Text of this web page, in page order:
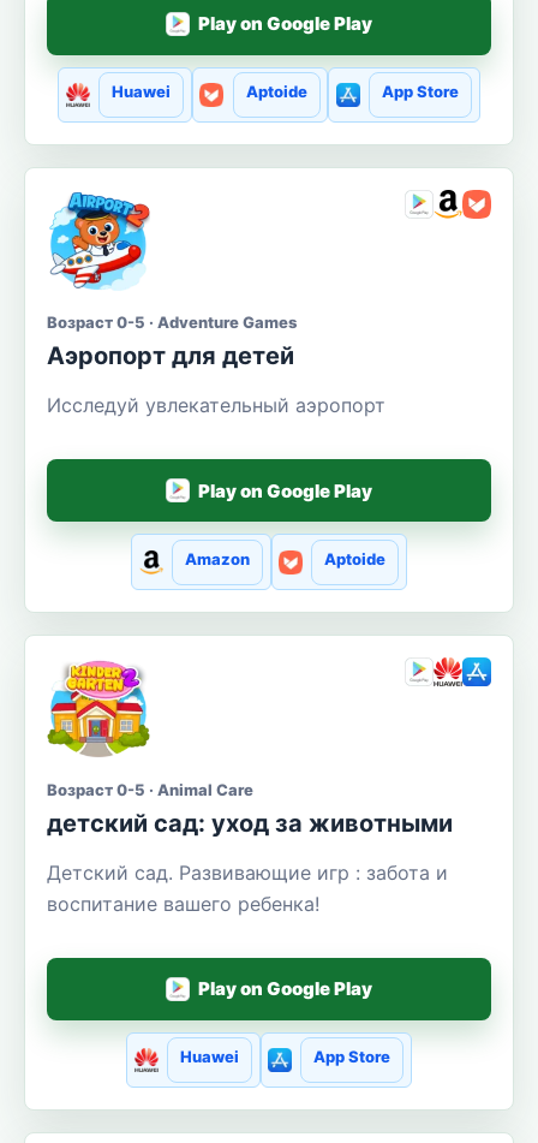
Play on Google Play
Huawei Aptoide App Store
Возраст 0-5 · Adventure Games
Аэропорт для детей
Исследуй увлекательный аэропорт
Play on Google Play
Amazon Aptoide
Возраст 0-5 · Animal Care
детский сад: уход за животными
Детский сад. Развивающие игр : забота и
воспитание вашего ребенка!
Play on Google Play
Huawei App Store